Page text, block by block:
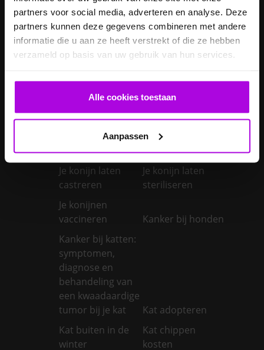
partners voor social media, adverteren en analyse. Deze
partners kunnen deze gegevens combineren met andere
informatie die u aan ze heeft verstrekt of die ze hebben
verzameld op basis van uw gebruik van hun services.
Alle cookies toestaan
Aanpassen
Je cavia verzorgen
Je hond heeft
diarree
Je hond wordt
geopereerd – wat
geopereerd – wat
verwachten?
Je kater laten
castreren
Je konijn laten
castreren
Je konijn laten
steriliseren
Je konijnen
vaccineren
Kanker bij honden
Kanker bij katten:
symptomen,
diagnose en
behandeling van
een kwaadaardige
tumor bij je kat
Kat adopteren
Kat buiten in de
winter
Kat chippen
kosten